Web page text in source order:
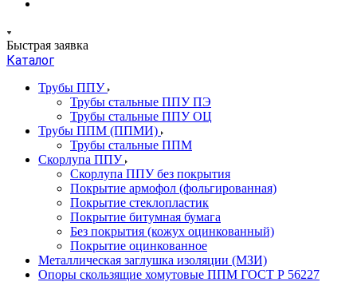
Быстрая заявка
Каталог
Трубы ППУ
Трубы стальные ППУ ПЭ
Трубы стальные ППУ ОЦ
Трубы ППМ (ППМИ)
Трубы стальные ППМ
Скорлупа ППУ
Скорлупа ППУ без покрытия
Покрытие армофол (фольгированная)
Покрытие стеклопластик
Покрытие битумная бумага
Без покрытия (кожух оцинкованный)
Покрытие оцинкованное
Металлическая заглушка изоляции (МЗИ)
Опоры скользящие хомутовые ППМ ГОСТ Р 56227